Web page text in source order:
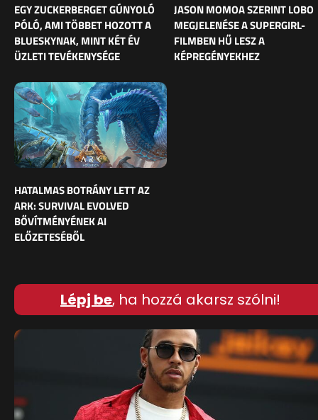
EGY ZUCKERBERGET GÚNYOLÓ
PÓLÓ, AMI TÖBBET HOZOTT A
BLUESKYNAK, MINT KÉT ÉV
ÜZLETI TEVÉKENYSÉGE
JASON MOMOA SZERINT LOBO
MEGJELENÉSE A SUPERGIRL-
FILMBEN HŰ LESZ A
KÉPREGÉNYEKHEZ
HATALMAS BOTRÁNY LETT AZ
ARK: SURVIVAL EVOLVED
BŐVÍTMÉNYÉNEK AI
ELŐZETESÉBŐL
Lépj be, ha hozzá akarsz szólni!